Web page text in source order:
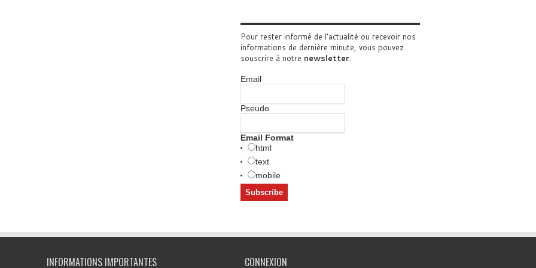
Pour rester informé de l'actualité ou recevoir nos
informations de dernière minute, vous pouvez
souscrire à notre newsletter.
Email
Pseudo
Email Format
html
text
mobile
INFORMATIONS IMPORTANTES CONNEXION